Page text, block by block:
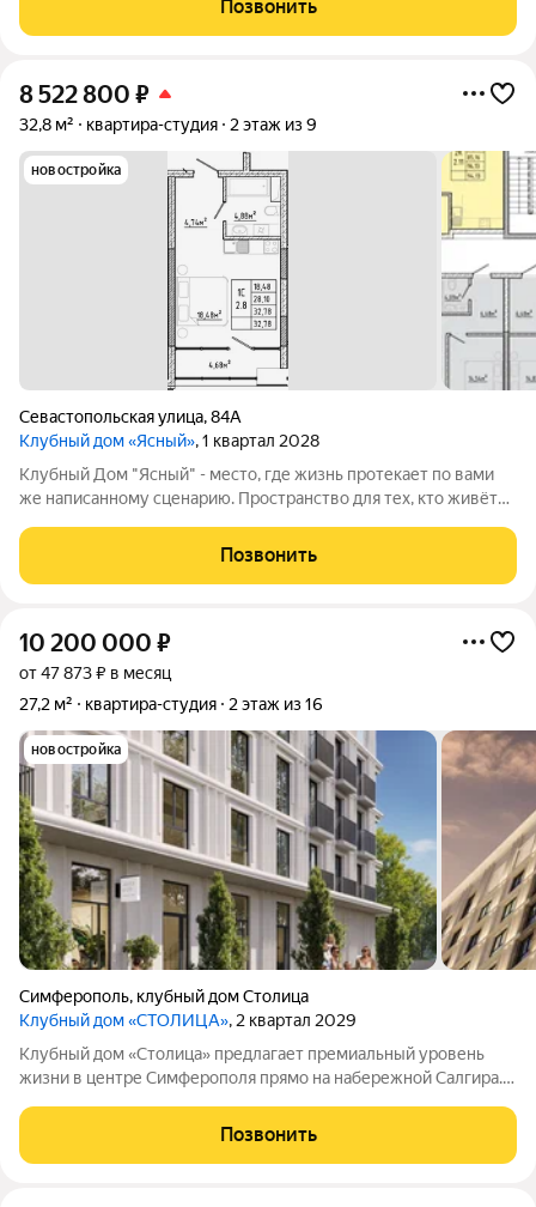
представил в центре города новый
Позвонить
8 522 800 ₽
32,8 м² квартира-студия 2 этаж из 9
новостройка
Севастопольская улица,84А
Клубный дом «Ясный», 1 квартал 2028
Клубный Дом "Ясный" - место, где жизнь протекает по вами
же написанному сценарию. Пространство для тех, кто живёт
главе пелотона. Островок безмятежности в центральной
части города. Пространство,
Позвонить
10 200 000 ₽
от 47 873 ₽ в месяц
27,2 м²
квартира-студия 2 этаж из 16
новостройка
Симферополь, клубный дом Столица
Клубный дом «СТОЛИЦА», 2 квартал 2029
Клубный дом «Столица» предлагает премиальный уровень
жизни в центре Симферополя прямо на набережной Салгира.
особый стиль и окружение. Девелопер «ИнтерСтрой»
представляет проект, который задаёт
Позвонить